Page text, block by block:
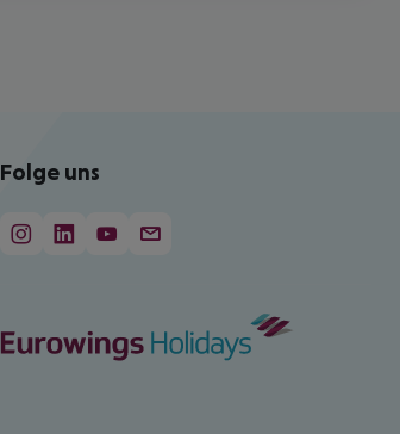
Folge uns